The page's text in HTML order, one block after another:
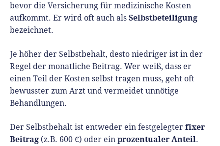
bevor die Versicherung für medizinische Kosten
aufkommt. Er wird oft auch als Selbstbeteiligung
bezeichnet.
Je höher der Selbstbehalt, desto niedriger ist in der
Regel der monatliche Beitrag. Wer weiß, dass er
einen Teil der Kosten selbst tragen muss, geht oft
bewusster zum Arzt und vermeidet unnötige
Behandlungen.
Der Selbstbehalt ist entweder ein festgelegter fixer
Beitrag (z.B. 600 €) oder ein prozentualer Anteil.